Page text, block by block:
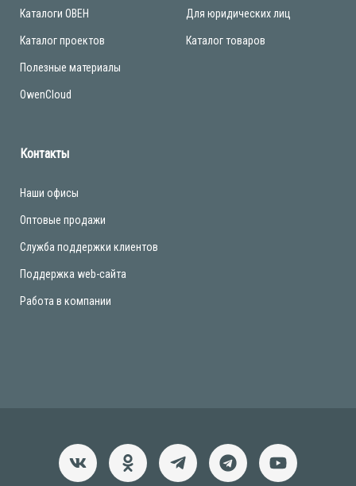
Каталоги ОВЕН
Каталог проектов
Полезные материалы
OwenCloud
Для юридических лиц
Каталог товаров
Контакты
Наши офисы
Оптовые продажи
Служба поддержки клиентов
Поддержка web-сайта
Работа в компании